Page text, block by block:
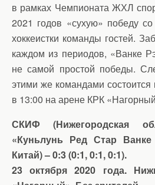
в рамках Чемпионата ЖХЛ
2021 годов «сухую» победу
хоккеистки команды гостей.
каждом из периодов, «Ванке
не самой простой победы.
этими же командами состоится
в 13:00 на арене КРК
СКИФ (Нижегородская
«Куньлунь Ред Стар
Китай) – 0:3 (0:1, 0:1, 0:1).
23 октября 2020 года.